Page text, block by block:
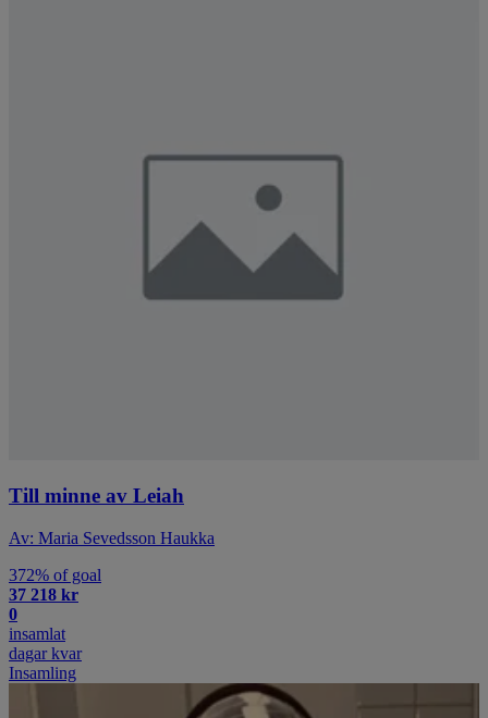
Till minne av Leiah
Av: Maria Sevedsson Haukka
372% of goal
37 218 kr
0
insamlat
dagar kvar
Insamling